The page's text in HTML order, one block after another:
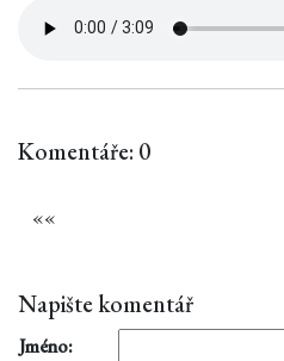
Komentáře: 0
««
Napište komentář
Jméno: